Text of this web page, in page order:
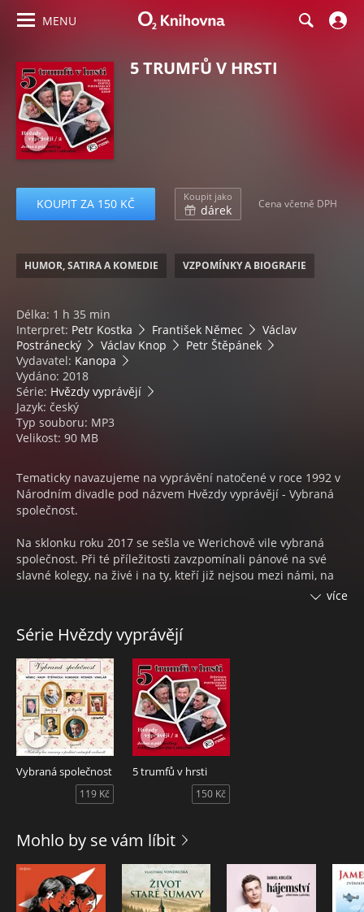
MENU
5 TRUMFŮ V HRSTI
KOUPIT ZA 150 KČ Koupit jako
dárek Cena včetně DPH
HUMOR, SATIRA A KOMEDIE VZPOMÍNKY A BIOGRAFIE
Délka: 1 h 35 min
Interpret: Petr Kostka František Němec
Václav
Postránecký
Václav Knop
Petr Štěpánek
Vydavatel: Kanopa
Vydáno: 2018
Série: Hvězdy vyprávějí
Jazyk: český
Typ souboru: MP3
Velikost: 90 MB
Tematicky navazujeme na vyprávění natočené v roce 1992 v
Národním divadle pod názvem Hvězdy vyprávějí - Vybraná
společnost.
Na sklonku roku 2017 se sešla ve Werichově vile vybraná
společnost. Při té příležitosti zavzpomínali pánové na své
slavné kolegy, na živé i na ty, kteří již nejsou mezi námi, na
divadla, ve kterých působili a na svůj herecký život. Jak už to
můžete si je vyslechnout i vy. Myslím, že zklamaní nebudete.
5 trumfů v hrsti: Vybraná společnost 2 - audiokniha
obsahuje záznam vyprávění historek pěti známých českých
herců. Účinkují pánové Petr Kostka, Václav Postránecký,
František Němec, Petr Štěpánek a Václav Knop.
více
Série Hvězdy vyprávějí
Vybraná společnost
119 Kč
5 trumfů v hrsti
150 Kč
Mohlo by se vám líbit